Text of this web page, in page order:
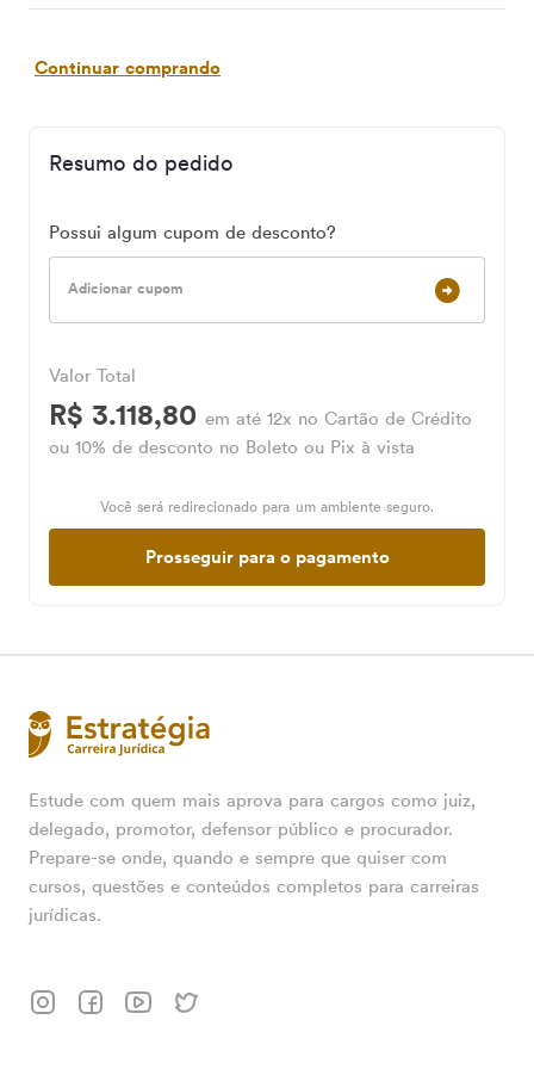
Continuar comprando
Resumo do pedido
Possui algum cupom de desconto?
Adicionar cupom
Valor Total
R$ 3.118,80em até 12x no Cartão de Crédito
ou 10% de desconto no Boleto ou Pix à vista
Você será redirecionado para um ambiente seguro.
Prosseguir para o pagamento
Estude com quem mais aprova para cargos como juiz,
delegado, promotor, defensor público e procurador.
Prepare-se onde, quando e sempre que quiser com
cursos, questões e conteúdos completos para carreiras
jurídicas.